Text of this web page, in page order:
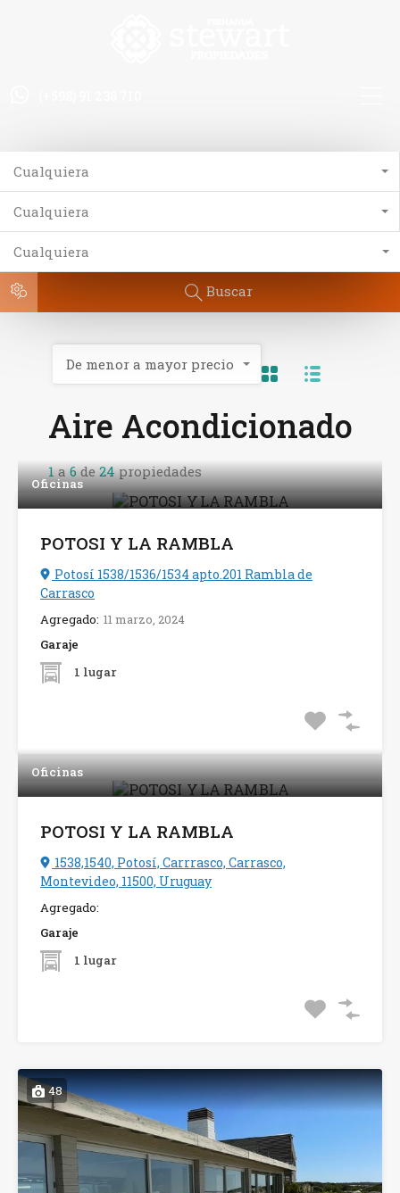
Cualquiera
Cualquiera
Cualquiera
Buscar
Aire Acondicionado
1 a6 de24 propiedades
De menor a mayor precio
Oficinas
POTOSI Y LA RAMBLA
Potosí 1538/1536/1534 apto.201 Rambla de
Carrasco
Agregado: 11 marzo, 2024
Garaje
1 lugar
Oficinas
POTOSI Y LA RAMBLA
1538,1540, Potosí, Carrrasco, Carrasco,
Montevideo, 11500, Uruguay
Agregado:
Garaje
1 lugar
48